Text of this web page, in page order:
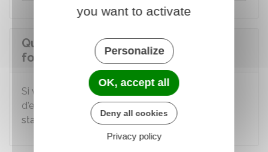
Que se passe-t-il lorsque le
fonctionnaire est recruté ?
Si vous êtes recruté à la suite de votre entretien
d'embauche, vous êtes nomméfonctionnaire
stagiaire.
you want to activate
Personalize
OK, accept all
Deny all cookies
Privacy policy